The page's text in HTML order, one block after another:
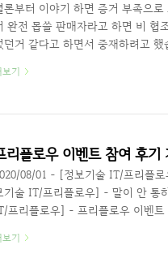
론부터 이야기 하면 증거 부족으
완전 몹쓸 판매자라고 하면 비 협
던거 같다고 하면서 중재하려고
확인한 내용으로는 6월15일에 수정
수정했다면 왜 25일에 종료 되었
보기
리플로우 이벤트 참여 후기
08/01 - [정보기술 IT/프리플
기술 IT/프리플로우] - 말이 안 통
프리플로우] - 프리플로우 이벤
스 세트나, 스피커를 주는 이벤트에
보기